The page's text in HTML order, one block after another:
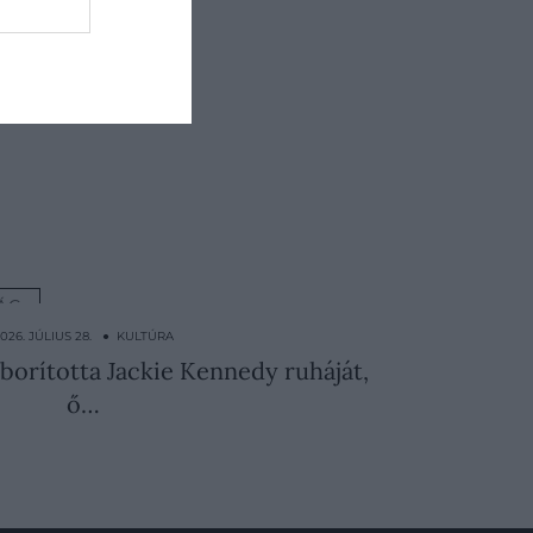
JÚLIUS 28. ● KULTÚRA
Jackie Kennedy ruháját,
ő…